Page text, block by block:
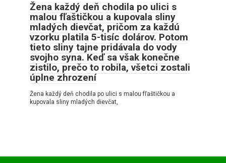
Žena každý deň chodila po ulici s
malou fľaštičkou a kupovala sliny
mladých dievčat, pričom za každú
vzorku platila 5-tisíc dolárov. Potom
tieto sliny tajne pridávala do vody
svojho syna. Keď sa však konečne
zistilo, prečo to robila, všetci zostali
úplne zhrození
Žena každý deň chodila po ulici s malou fľaštičkou a
kupovala sliny mladých dievčat,